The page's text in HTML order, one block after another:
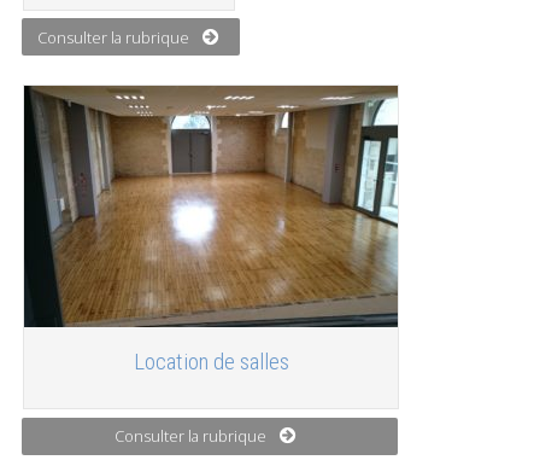
Consulter la rubrique
Location de salles
Consulter la rubrique